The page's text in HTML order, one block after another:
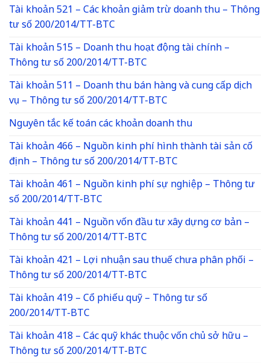
Tài khoản 521 – Các khoản giảm trừ doanh thu – Thông
tư số 200/2014/TT-BTC
Tài khoản 515 – Doanh thu hoạt động tài chính –
Thông tư số 200/2014/TT-BTC
Tài khoản 511 – Doanh thu bán hàng và cung cấp dịch
vụ – Thông tư số 200/2014/TT-BTC
Nguyên tắc kế toán các khoản doanh thu
Tài khoản 466 – Nguồn kinh phí hình thành tài sản cố
định – Thông tư số 200/2014/TT-BTC
Tài khoản 461 – Nguồn kinh phí sự nghiệp – Thông tư
số 200/2014/TT-BTC
Tài khoản 441 – Nguồn vốn đầu tư xây dựng cơ bản –
Thông tư số 200/2014/TT-BTC
Tài khoản 421 – Lợi nhuận sau thuế chưa phân phối –
Thông tư số 200/2014/TT-BTC
Tài khoản 419 – Cổ phiếu quỹ – Thông tư số
200/2014/TT-BTC
Tài khoản 418 – Các quỹ khác thuộc vốn chủ sở hữu –
Thông tư số 200/2014/TT-BTC